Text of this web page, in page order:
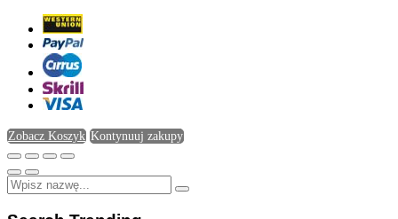
Zobacz Koszyk Kontynuuj zakupy